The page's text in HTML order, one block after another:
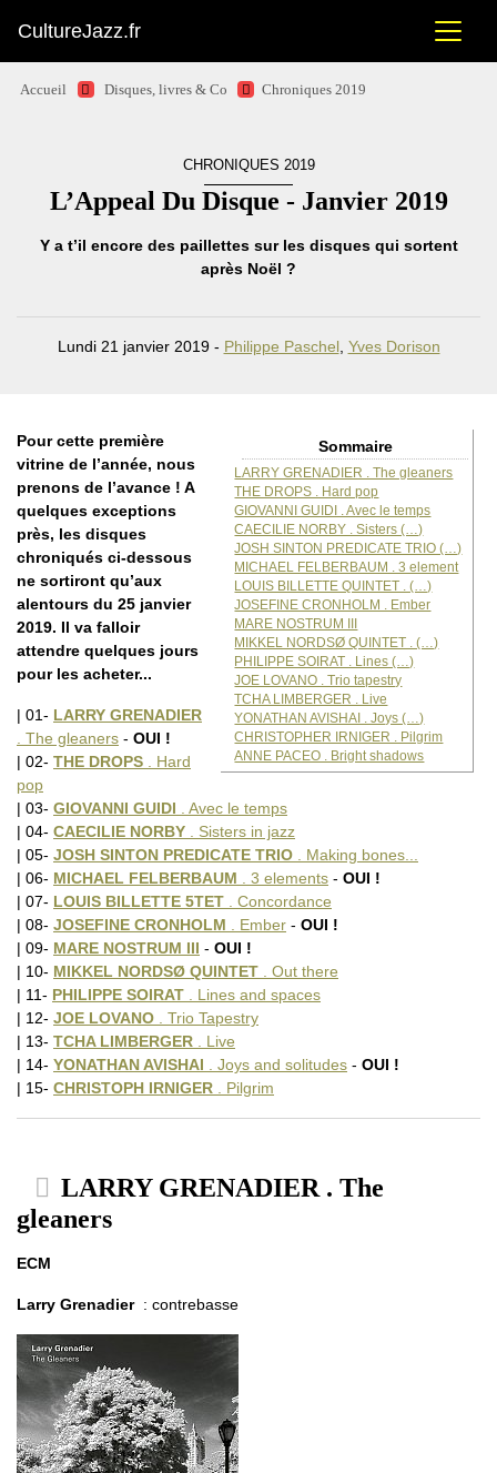
CultureJazz.fr
Accueil Disques, livres & Co Chroniques 2019
CHRONIQUES 2019
L’Appeal Du Disque - Janvier 2019
Y a t’il encore des paillettes sur les disques qui sortent
après Noël ?
Lundi 21 janvier 2019 - Philippe Paschel, Yves Dorison
Sommaire
LARRY GRENADIER . The gleaners
THE DROPS . Hard pop
GIOVANNI GUIDI . Avec le temps
CAECILIE NORBY . Sisters (…)
JOSH SINTON PREDICATE TRIO (…)
MICHAEL FELBERBAUM . 3 element
LOUIS BILLETTE QUINTET . (…)
JOSEFINE CRONHOLM . Ember
MARE NOSTRUM III
MIKKEL NORDSØ QUINTET . (…)
PHILIPPE SOIRAT . Lines (…)
JOE LOVANO . Trio tapestry
TCHA LIMBERGER . Live
YONATHAN AVISHAI . Joys (…)
CHRISTOPHER IRNIGER . Pilgrim
ANNE PACEO . Bright shadows
Pour cette première
vitrine de l’année, nous
prenons de l’avance ! A
quelques exceptions
près, les disques
chroniqués ci-dessous
ne sortiront qu’aux
alentours du 25 janvier
2019. Il va falloir
attendre quelques jours
pour les acheter...
| 01- LARRY GRENADIER
. The gleaners - OUI !
| 02- THE DROPS . Hard
pop
| 03- GIOVANNI GUIDI . Avec le temps
| 04- CAECILIE NORBY . Sisters in jazz
| 05- JOSH SINTON PREDICATE TRIO . Making bones...
| 06- MICHAEL FELBERBAUM . 3 elements - OUI !
| 07- LOUIS BILLETTE 5TET . Concordance
| 08- JOSEFINE CRONHOLM . Ember - OUI !
| 09- MARE NOSTRUM III - OUI !
| 10- MIKKEL NORDSØ QUINTET . Out there
| 11- PHILIPPE SOIRAT . Lines and spaces
| 12- JOE LOVANO . Trio Tapestry
| 13- TCHA LIMBERGER . Live
| 14- YONATHAN AVISHAI . Joys and solitudes - OUI !
| 15- CHRISTOPH IRNIGER . Pilgrim
LARRY GRENADIER . The
gleaners
ECM
Larry Grenadier : contrebasse